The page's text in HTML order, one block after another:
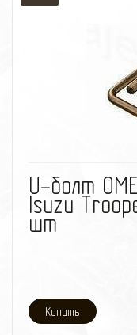
U-болт
Isuzu
шт